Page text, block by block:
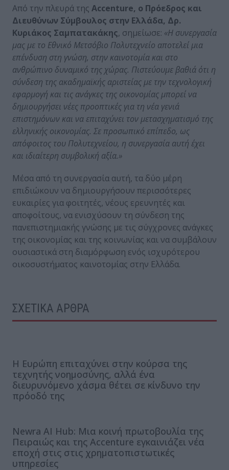
Από την πλευρά της Accenture, ο Πρόεδρος και
Διευθύνων Σύμβουλος στην Ελλάδα, Δρ.
Κυριάκος Σαμπατακάκης, σημείωσε: «Η συνεργασία
μας με το Εθνικό Μετσόβιο Πολυτεχνείο αποτελεί μια
επένδυση στη γνώση, στην καινοτομία και στο
ανθρώπινο δυναμικό της χώρας. Πιστεύουμε βαθιά ότι η
σύνδεση της ακαδημαϊκής αριστείας με την τεχνολογική
εφαρμογή και τις ανάγκες της οικονομίας μπορεί να
δημιουργήσει νέες προοπτικές για τη νέα γενιά
επιστημόνων και να επιταχύνει τον μετασχηματισμό της
ελληνικής οικονομίας. Σε προσωπικό επίπεδο, ως
απόφοιτος του Πολυτεχνείου, η συνεργασία αυτή έχει
και ιδιαίτερη συμβολική αξία.»
Μέσα από τη συνεργασία αυτή, τα δύο μέρη
επιδιώκουν να δημιουργήσουν περισσότερες
ευκαιρίες για φοιτητές, νέους ερευνητές και
αποφοίτους, να ενισχύσουν τη σύνδεση της
πανεπιστημιακής γνώσης με τις σύγχρονες ανάγκες
της οικονομίας και της κοινωνίας και να συμβάλουν
ουσιαστικά στη διαμόρφωση ενός ισχυρότερου
οικοσυστήματος καινοτομίας στην Ελλάδα.
ΣΧΕΤΙΚΑ ΑΡΘΡΑ
Η Ευρώπη επιταχύνει στην κούρσα της
τεχνητής νοημοσύνης, αλλά ένα
διευρυνόμενο χάσμα θέτει σε κίνδυνο την
πρόοδό της
Newra AI Hub: Μια κοινή πρωτοβουλία της
Πειραιώς και της Accenture εγκαινιάζει νέα
εποχή στις στις χρηματοπιστωτικές
υπηρεσίες